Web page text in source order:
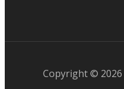
Copyright ©